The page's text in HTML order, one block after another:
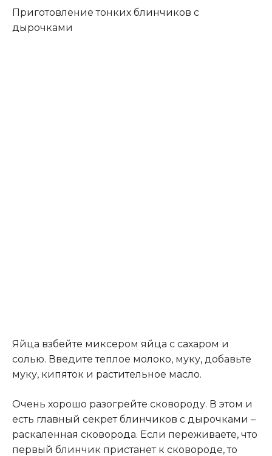
Приготовление тонких блинчиков с
дырочками
Яйца взбейте миксером яйца с сахаром и
солью. Введите теплое молоко, муку, добавьте
муку, кипяток и растительное масло.
Очень хорошо разогрейте сковороду. В этом и
есть главный секрет блинчиков с дырочками –
раскаленная сковорода. Если переживаете, что
первый блинчик пристанет к сковороде, то